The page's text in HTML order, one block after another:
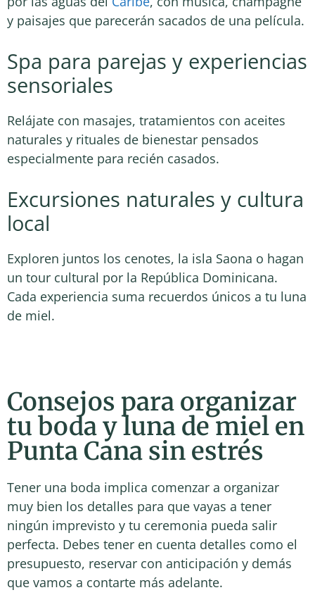
y paisajes que parecerán sacados de una película.
Spa para parejas y experiencias
sensoriales
Relájate con masajes, tratamientos con aceites
naturales y rituales de bienestar pensados
especialmente para recién casados.
Excursiones naturales y cultura
local
Exploren juntos los cenotes, la isla Saona o hagan
un tour cultural por la República Dominicana.
Cada experiencia suma recuerdos únicos a tu luna
de miel.
Consejos para organizar
tu boda y luna de miel en
Punta Cana sin estrés
Tener una boda implica comenzar a organizar
muy bien los detalles para que vayas a tener
ningún imprevisto y tu ceremonia pueda salir
perfecta. Debes tener en cuenta detalles como el
presupuesto, reservar con anticipación y demás
que vamos a contarte más adelante.